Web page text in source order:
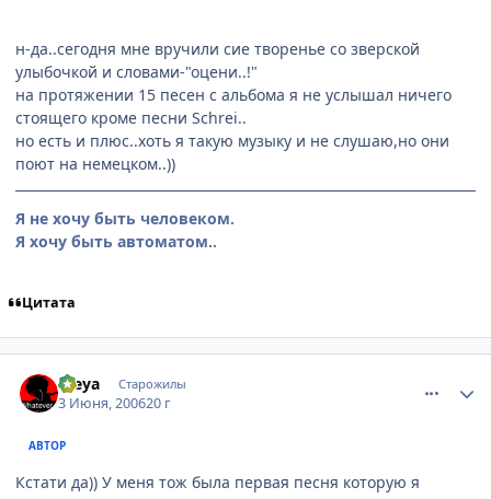
н-да..сегодня мне вручили сие творенье со зверской
улыбочкой и словами-"оцени..!"
на протяжении 15 песен с альбома я не услышал ничего
стоящего кроме песни Schrei..
но есть и плюс..хоть я такую музыку и не слушаю,но они
поют на немецком..))
Я не хочу быть человеком.
Я хочу быть автоматом..
Цитата
Freya Старожилы
3 Июня, 200620 г
АВТОР
Кстати да)) У меня тож была первая песня которую я